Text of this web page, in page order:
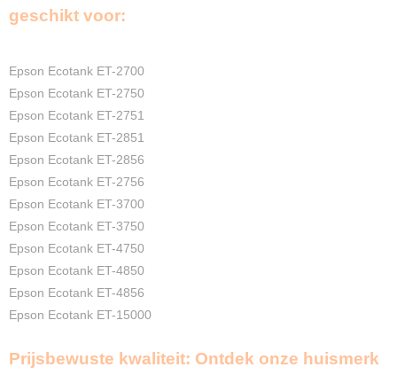
InktDL®
Verzendmethode
Garantie
2 Jaar
Recyclebaar
❌
geschikt voor:
Epson Ecotank ET-2700
Epson Ecotank ET-2750
Epson Ecotank ET-2751
Epson Ecotank ET-2851
Epson Ecotank ET-2856
Epson Ecotank ET-2756
Epson Ecotank ET-3700
Epson Ecotank ET-3750
Epson Ecotank ET-4750
Epson Ecotank ET-4850
Epson Ecotank ET-4856
Epson Ecotank ET-15000
Prijsbewuste kwaliteit: Ontdek onze huismerk